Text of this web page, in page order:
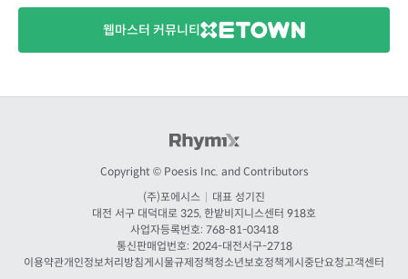
웹마스터 커뮤니티
Copyright © Poesis Inc. and Contributors
(주)포에시스 | 대표 성기진
대전 서구 대덕대로 325, 한밭비지니스센터 918호
사업자등록번호: 768-81-03418
통신판매업번호: 2024-대전서구-2718
이용약관개인정보처리방침게시물규제정책청소년보호정책게시중단요청고객센터